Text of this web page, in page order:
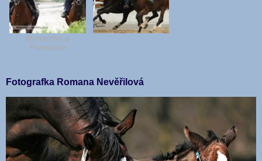
Monarcho a
Poinsettia
Fotografka Romana Nevěřilová